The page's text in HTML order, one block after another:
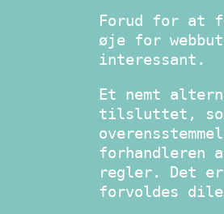
Forud for at
øje for
interessant.
Et nemt
tilsluttet,
regler. Det
forvoldes